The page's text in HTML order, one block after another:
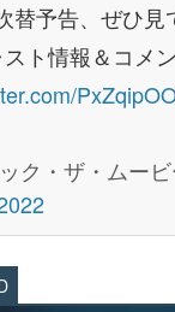
替予告、ぜひ見
ト情報＆コメ
ク・ザ・ムー